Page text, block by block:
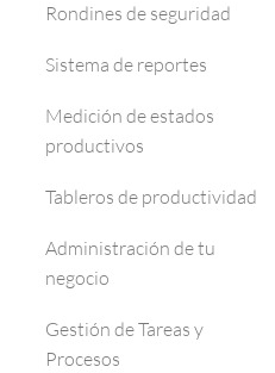
Rondines de seguridad
Sistema de reportes
Medición de estados
productivos
Tableros de productividad
Administración de tu
negocio
Gestión de Tareas y
Procesos